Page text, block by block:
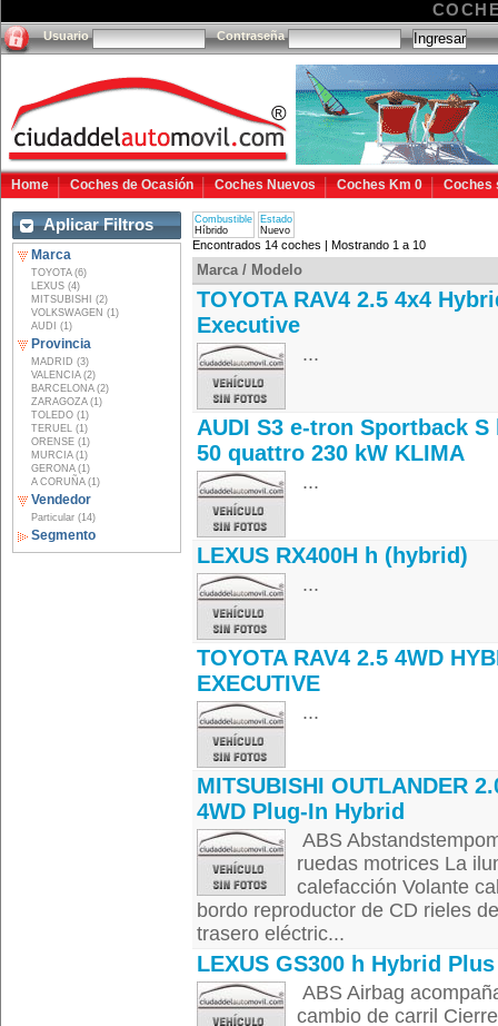
Usuario Contraseña
Home Coches de Ocasión Coches Nuevos Coches Km 0 Coches
Aplicar Filtros
Marca
TOYOTA (6)
LEXUS (4)
MITSUBISHI (2)
VOLKSWAGEN (1)
AUDI (1)
Provincia
MADRID (3)
VALENCIA (2)
BARCELONA (2)
ZARAGOZA (1)
TOLEDO (1)
TERUEL (1)
ORENSE (1)
MURCIA (1)
GERONA (1)
A CORUÑA (1)
Vendedor
Particular (14)
Segmento
Combustible
Híbrido
Estado
Nuevo
Encontrados 14 coches | Mostrando 1 a 10
Marca / Modelo
TOYOTA RAV4 2.5 4x4
Executive
...
AUDI S3 e-tron Sportback S
50 quattro 230 kW KLIMA
...
LEXUS RX400H h (hybrid)
...
TOYOTA RAV4 2.5 4WD
EXECUTIVE
...
MITSUBISHI OUTLANDER
4WD Plug-In Hybrid
ABS
ruedas motrices La
calefacción Volante
bordo reproductor de CD rieles
trasero eléctric...
LEXUS GS300 h Hybrid Plus
ABS Airbag
cambio de carril